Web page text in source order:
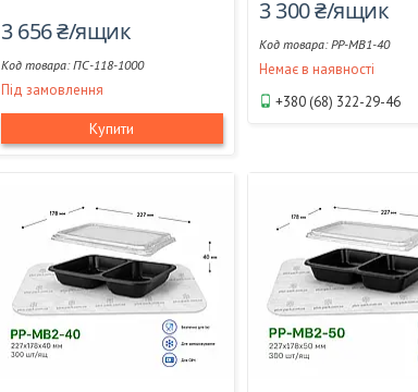
3 656 ₴/ящик
ПС-118-1000
Під замовлення
Купити
3 300 ₴/ящик
РР-МВ1-40
Немає в наявності
+380 (68) 322-29-46